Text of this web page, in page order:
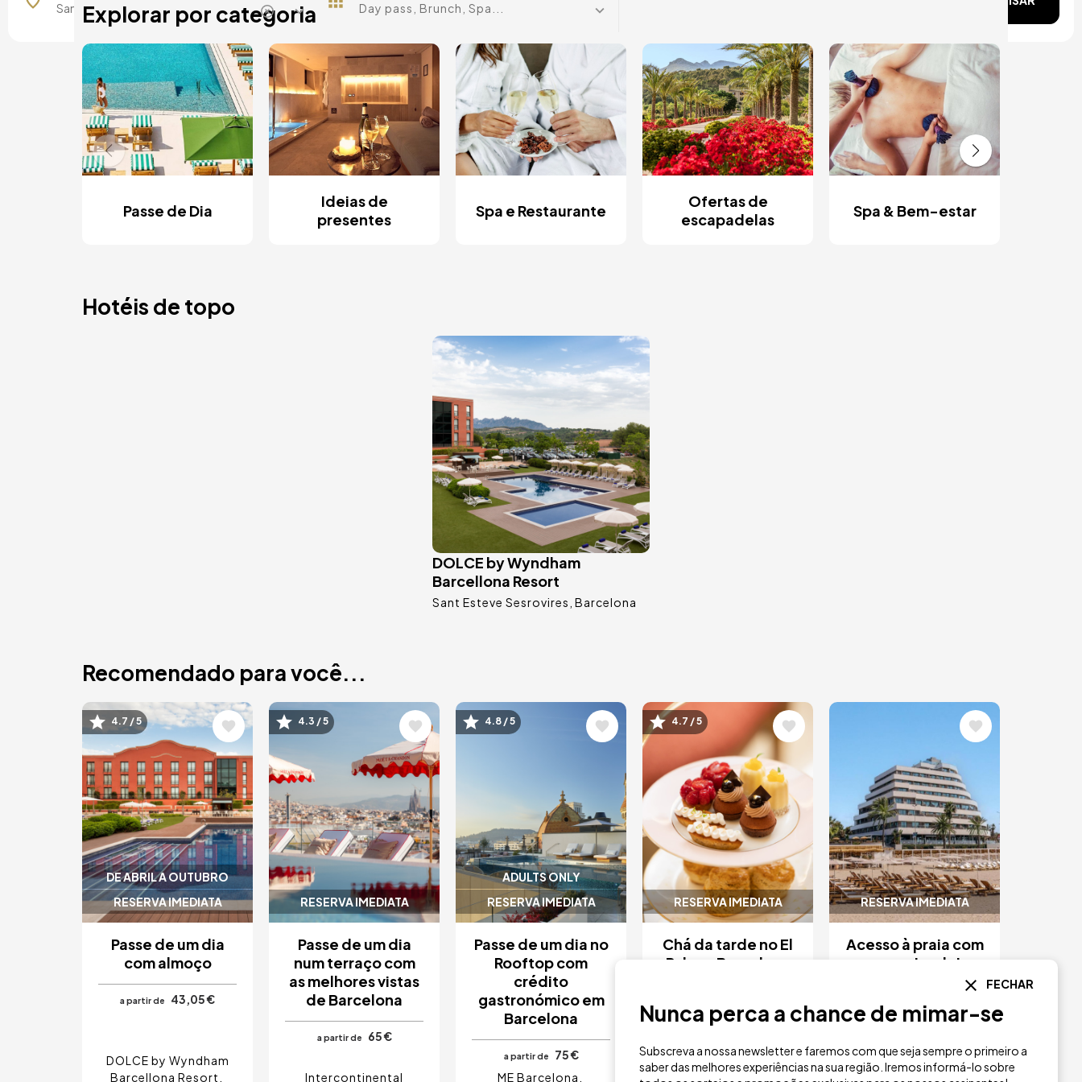
Day pass, Brunch, Spa...
Explorar por categoria
Passe de Dia
Ideias de
presentes
Spa e Restaurante
Ofertas de
escapadelas
Spa & Bem-estar
Hotéis de topo
Imagem
DOLCE by Wyndham
Barcellona Resort
Sant Esteve Sesrovires Barcelona
Recomendado para você...
DE ABRIL A OUTUBRO
RESERVA IMEDIATA
Imagem
4.7 / 5
Passe de um dia
com almoço
a partir de 43,05 €
DOLCE by Wyndham
Barcellona Resort
RESERVA IMEDIATA
Imagem
4.3 / 5
Passe de um dia
num terraço com
as melhores vistas
de Barcelona
a partir de 65 €
Intercontinental
ADULTS ONLY
RESERVA IMEDIATA
Imagem
4.8 / 5
Passe de um dia no
Rooftop com
crédito
gastronómico em
Barcelona
a partir de
75 €
ME Barcelona
RESERVA IMEDIATA
Imagem
4.7 / 5
Chá da tarde no El
Palace Barcelona
Hotel El Palace
RESERVA IMEDIATA
Acesso à praia com
espreguiçadeira
a partir de 40 €
ME Sitges Terramar
FECHAR
Nunca perca a chance de mimar-se
Subscreva a nossa newsletter e faremos com que seja sempre o primeiro a
saber das melhores experiências na sua região. Iremos informá-lo sobre